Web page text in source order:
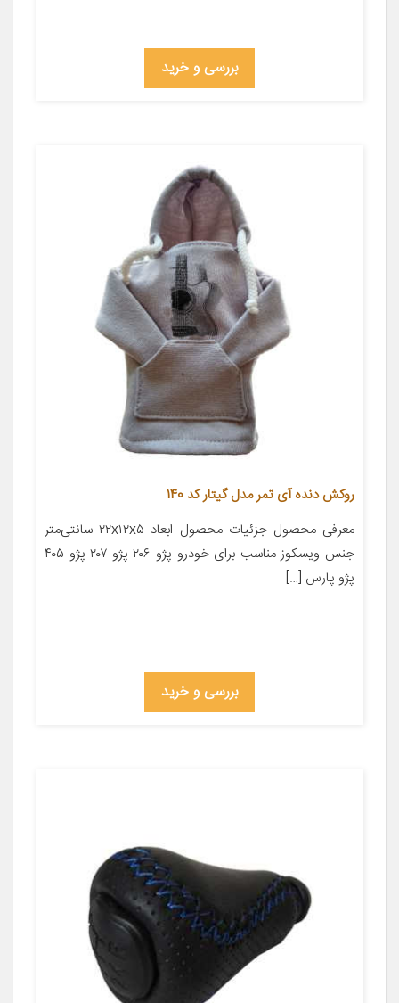
بررسی و خرید
روکش دنده آی تمر مدل گیتار کد 140
معرفی محصول جزئیات محصول ابعاد ۲۲x۱۲x۵ سانتی‌متر
جنس ویسکوز مناسب برای خودرو پژو ۲۰۶ پژو ۲۰۷ پژو ۴۰۵
پژو پارس […]
بررسی و خرید